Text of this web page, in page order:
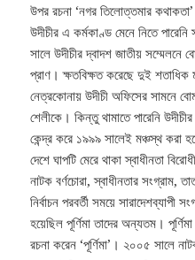
উপর রচনা ‘নগর তিলোত্তমার
উদীচীর এ কর্মকাণ্ড মেনে নিতে
সালে উদীচীর দ্বাদশ জাতীয় সম্মেলনে
প্রাণ। ক্ষতবিক্ষত করেছে দুই
নেত্রকোনায় উদীচী অফিসের সামনে
শেলীকে। কিন্তু থামাতে পারেনি
কেন্দ্র করে ১৯৯৯ সালেই মঞ্চস্থ করা
দেশে ঘাপটি মেরে থাকা স্বাধীনতা
নাটক বর্ণচোরা, স্বাধীনতার সংগ্রাম,
নির্বাচন পরবর্তী সময়ে সারাদেশব্যাপী
হয়েছিল পূর্ণিমা তাদের অন্যতম। পূর্ণিমা
রচনা করেন ‘পূর্ণিমা’। ২০০৫ সালে